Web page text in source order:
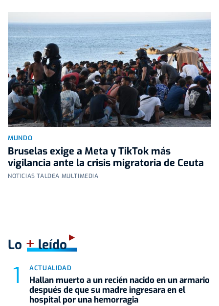
MUNDO
Bruselas exige a Meta y TikTok más
vigilancia ante la crisis migratoria de Ceuta
NOTICIAS TALDEA MULTIMEDIA
Lo +leído
ACTUALIDAD
Hallan muerto a un recién nacido en un armario
después de que su madre ingresara en el
hospital por una hemorragia